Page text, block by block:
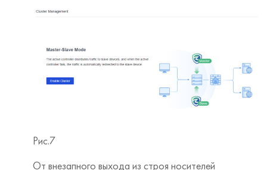
Рис.7
От внезапного выхода из строя носителей